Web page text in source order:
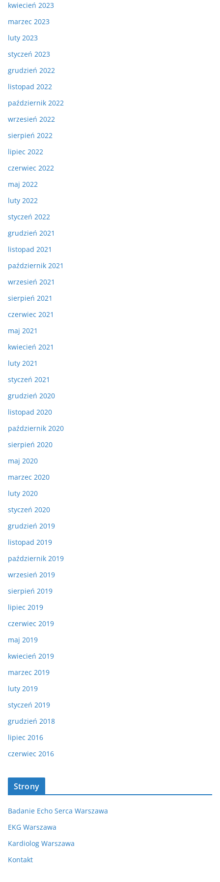
kwiecień 2023
marzec 2023
luty 2023
styczeń 2023
grudzień 2022
listopad 2022
październik 2022
wrzesień 2022
sierpień 2022
lipiec 2022
czerwiec 2022
maj 2022
luty 2022
styczeń 2022
grudzień 2021
listopad 2021
październik 2021
wrzesień 2021
sierpień 2021
czerwiec 2021
maj 2021
kwiecień 2021
luty 2021
styczeń 2021
grudzień 2020
listopad 2020
październik 2020
sierpień 2020
maj 2020
marzec 2020
luty 2020
styczeń 2020
grudzień 2019
listopad 2019
październik 2019
wrzesień 2019
sierpień 2019
lipiec 2019
czerwiec 2019
maj 2019
kwiecień 2019
marzec 2019
luty 2019
styczeń 2019
grudzień 2018
lipiec 2016
czerwiec 2016
Strony
Badanie Echo Serca Warszawa
EKG Warszawa
Kardiolog Warszawa
Kontakt